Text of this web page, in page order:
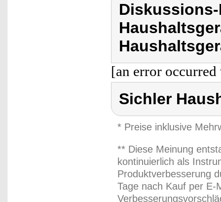
[an error
Sichler
* Preise inklusive
** Diese Meinung
kontinuierlich als
Produktverbesserung
Tage nach Kauf per E-